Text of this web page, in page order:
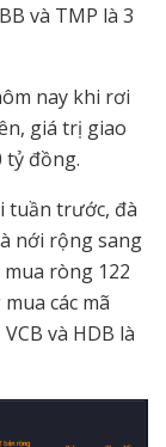
và TMP là 3
nay khi rơi
giá trị giao
tỷ đồng.
tuần trước, đà
nới rộng sang
ròng 122
các mã
và HDB là